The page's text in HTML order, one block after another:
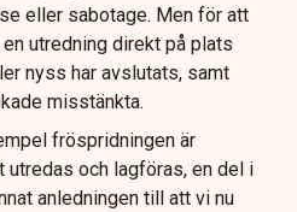
eller sabotage. Men för att
utredning direkt på plats
nyss har avslutats, samt
misstänkta.
fröspridningen är
utredas och lagföras, en del i
anledningen till att vi nu